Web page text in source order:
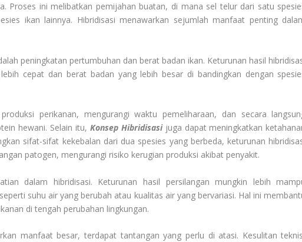
Proses ini melibatkan pemijahan buatan, di mana sel telur dari satu
ikan lainnya. Hibridisasi menawarkan sejumlah manfaat penting
peningkatan pertumbuhan dan berat badan ikan. Keturunan hasil
cepat dan berat badan yang lebih besar di bandingkan dengan
perikanan, mengurangi waktu pemeliharaan, dan secara
hewani. Selain itu, Konsep Hibridisasijuga dapat meningkatkan
sifat-sifat kekebalan dari dua spesies yang berbeda, keturunan
patogen, mengurangi risiko kerugian produksi akibat penyakit.
dalam hibridisasi. Keturunan hasil persilangan mungkin lebih
suhu air yang berubah atau kualitas air yang bervariasi. Hal ini
di tengah perubahan lingkungan.
manfaat besar, terdapat tantangan yang perlu di atasi. Kesulitan